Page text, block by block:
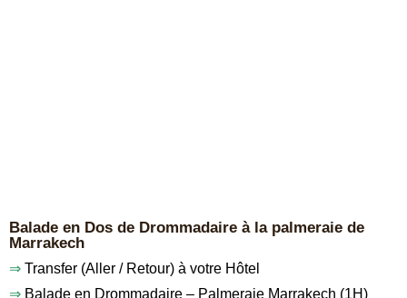
Balade en Dos de Drommadaire à la palmeraie de
Marrakech
⇒ Transfer (Aller / Retour) à votre Hôtel
⇒ Balade en Drommadaire – Palmeraie Marrakech (1H)